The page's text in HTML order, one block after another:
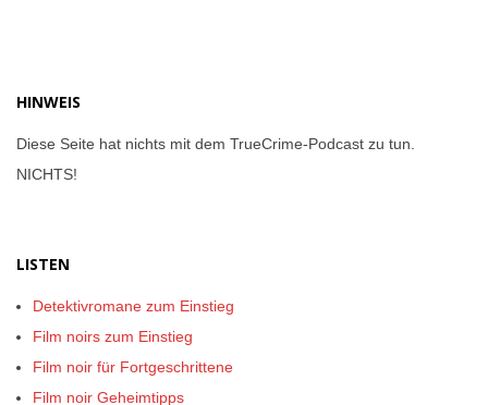
HINWEIS
Diese Seite hat nichts mit dem TrueCrime-Podcast zu tun.
NICHTS!
LISTEN
Detektivromane zum Einstieg
Film noirs zum Einstieg
Film noir für Fortgeschrittene
Film noir Geheimtipps